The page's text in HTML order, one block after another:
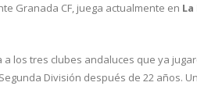
Granada CF, juega actualmente en La
los tres clubes andaluces que ya
División después de 22 años.